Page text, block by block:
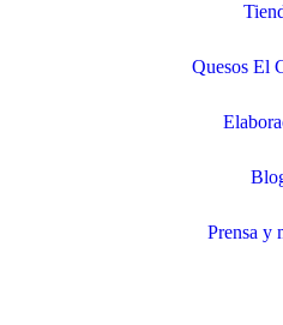
Quesos El
Prensa y